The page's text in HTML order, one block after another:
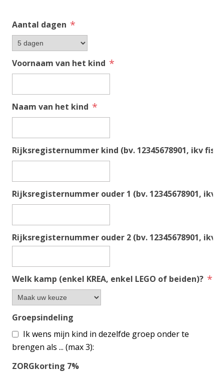
Aantal dagen *
Voornaam van het kind *
Naam van het kind *
Rijksregisternummer kind (bv. 12345678901, ikv
Rijksregisternummer ouder 1 (bv. 12345678901, ikv
Rijksregisternummer ouder 2 (bv. 12345678901, ikv
Welk kamp (enkel KREA, enkel LEGO of beiden)? *
Groepsindeling
Ik wens mijn kind in dezelfde groep onder te
brengen als ... (max 3):
ZORGkorting 7%